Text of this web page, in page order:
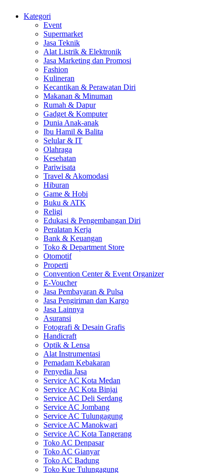
Kategori
Event
Supermarket
Jasa Teknik
Alat Listrik & Elektronik
Jasa Marketing dan Promosi
Fashion
Kulineran
Kecantikan & Perawatan Diri
Makanan & Minuman
Rumah & Dapur
Gadget & Komputer
Dunia Anak-anak
Ibu Hamil & Balita
Selular & IT
Olahraga
Kesehatan
Pariwisata
Travel & Akomodasi
Hiburan
Game & Hobi
Buku & ATK
Religi
Edukasi & Pengembangan Diri
Peralatan Kerja
Bank & Keuangan
Toko & Department Store
Otomotif
Properti
Convention Center & Event Organizer
E-Voucher
Jasa Pembayaran & Pulsa
Jasa Pengiriman dan Kargo
Jasa Lainnya
Asuransi
Fotografi & Desain Grafis
Handicraft
Optik & Lensa
Alat Instrumentasi
Pemadam Kebakaran
Penyedia Jasa
Service AC Kota Medan
Service AC Kota Binjai
Service AC Deli Serdang
Service AC Jombang
Service AC Tulungagung
Service AC Manokwari
Service AC Kota Tangerang
Toko AC Denpasar
Toko AC Gianyar
Toko AC Badung
Toko Kue Tulungagung